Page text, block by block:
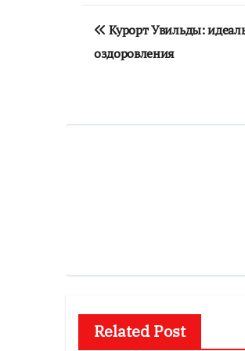
Навигация
по
Курорт Увильды:
оздоровления
Related Post